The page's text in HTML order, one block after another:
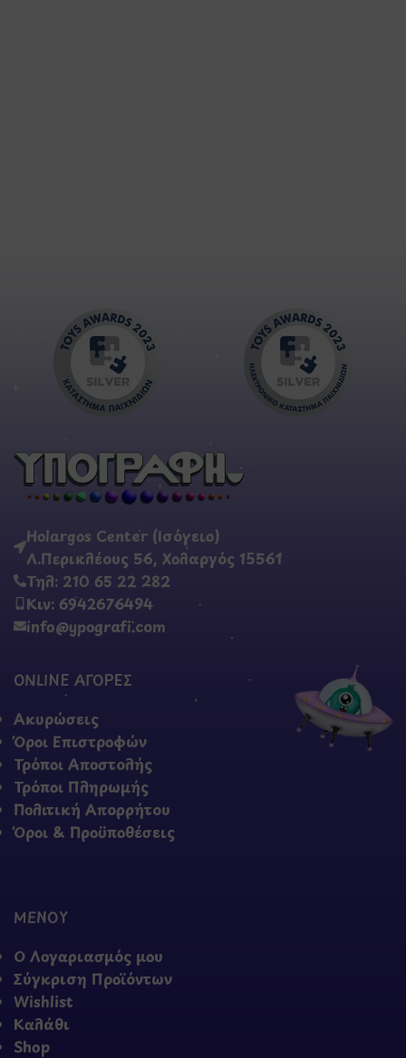
Holargos Center (Ισόγειο)
Λ.Περικλέους 56, Χολαργός 15561
Τηλ: 210 65 22 282
Κιν: 6942676494
info@ypografi.com
ONLINE ΑΓΟΡΕΣ
Ακυρώσεις
Όροι Επιστροφών
Τρόποι Αποστολής
Τρόποι Πληρωμής
Πολιτική Απορρήτου
Όροι & Προϋποθέσεις
ΜΕΝΟΥ
Ο Λογαριασμός μου
Σύγκριση Προϊόντων
Wishlist
Καλάθι
Shop